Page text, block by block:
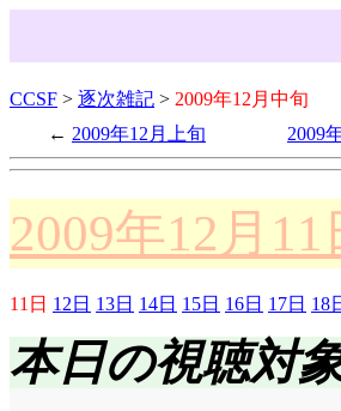
CCSF > 逐次雑記 > 2009年12月中旬
2009年12月上旬
2009
2009年12月
11日 12日 13日 14日 15日 16日 17日 18
本日の視聴対